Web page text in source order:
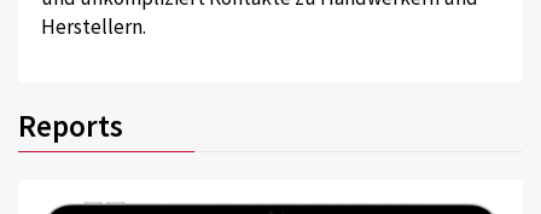
Herstellern.
Reports